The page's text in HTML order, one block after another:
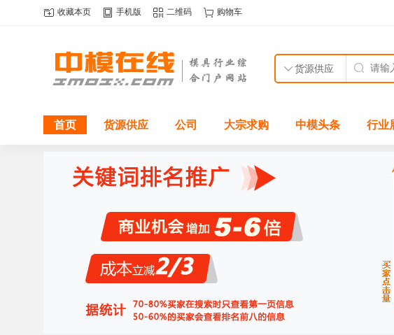
收藏本页 手机版 二维码 购物车
首页 货源供应 公司 大宗求购 中模头条 行业